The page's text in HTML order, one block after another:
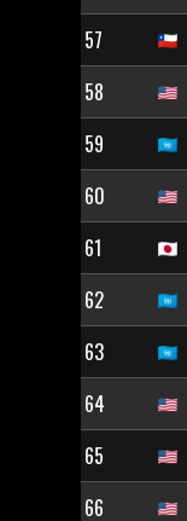
57
58
59
60
61
62
63
64
65
66